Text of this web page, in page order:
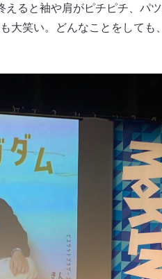
ると袖や肩がピチピチ、パ
大笑い。どんなことをしても